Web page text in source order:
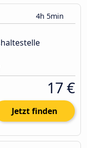
4h 5min
17 €
Jetzt finden